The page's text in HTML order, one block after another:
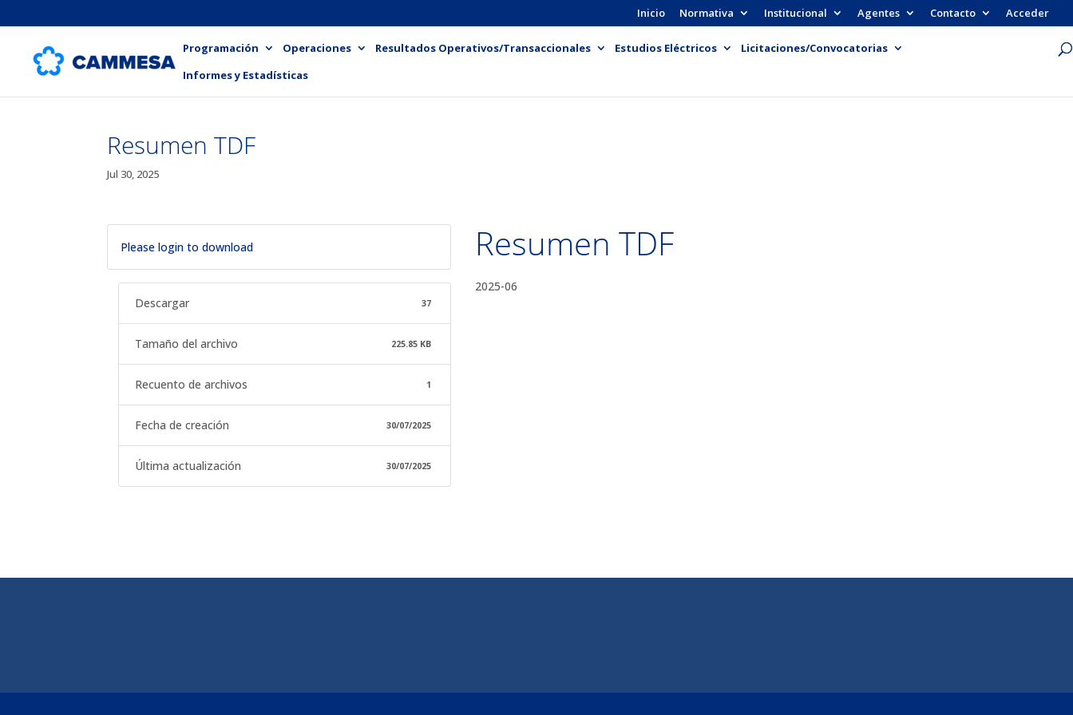
Inicio Normativa Institucional Agentes Contacto Acceder
Programación Operaciones Resultados Operativos/Transaccionales Estudios Eléctricos
Licitaciones/Convocatorias
Informes y Estadísticas
Resumen TDF
Jul 30, 2025
Please login to download
Descargar 37
Tamaño del archivo 225.85 KB
Recuento de archivos 1
Fecha de creación 30/07/2025
Última actualización 30/07/2025
Resumen TDF
2025-06